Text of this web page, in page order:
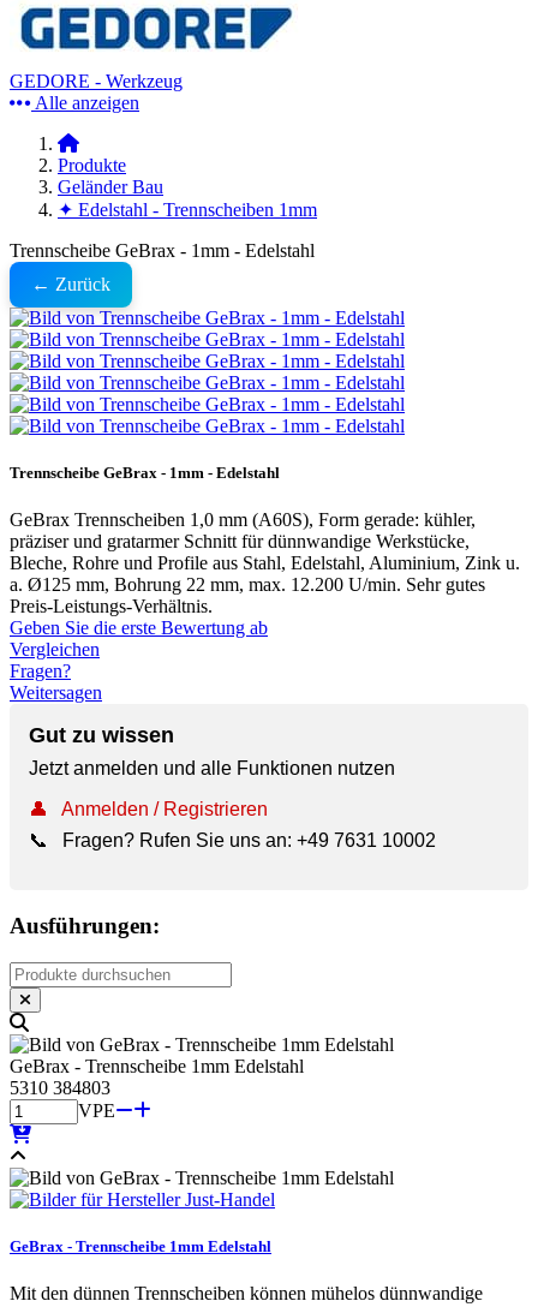
GEDORE - Werkzeug
Alle anzeigen
Produkte
Geländer Bau
✦ Edelstahl - Trennscheiben 1mm
Trennscheibe GeBrax - 1mm - Edelstahl
← Zurück
Trennscheibe GeBrax - 1mm - Edelstahl
GeBrax Trennscheiben 1,0 mm (A60S), Form gerade: kühler,
präziser und grat­­armer Schnitt für dünnwandige Werkstücke,
Bleche, Rohre und Profile aus Stahl, Edelstahl, Aluminium, Zink u.
a. Ø125 mm, Bohrung 22 mm, max. 12.200 U/min. Sehr gutes
Preis-Leistungs-Verhältnis.
Geben Sie die erste Bewertung ab
Vergleichen
Fragen?
Weitersagen
Gut zu wissen
Jetzt anmelden und alle Funktionen nutzen
👤
Anmelden / Registrieren
📞
Fragen? Rufen Sie uns an: +49 7631 10002
Ausführungen:
GeBrax - Trennscheibe 1mm Edelstahl
5310 384803
VPE
GeBrax - Trennscheibe 1mm Edelstahl
Mit den dünnen Trennscheiben können mühelos dünnwandige